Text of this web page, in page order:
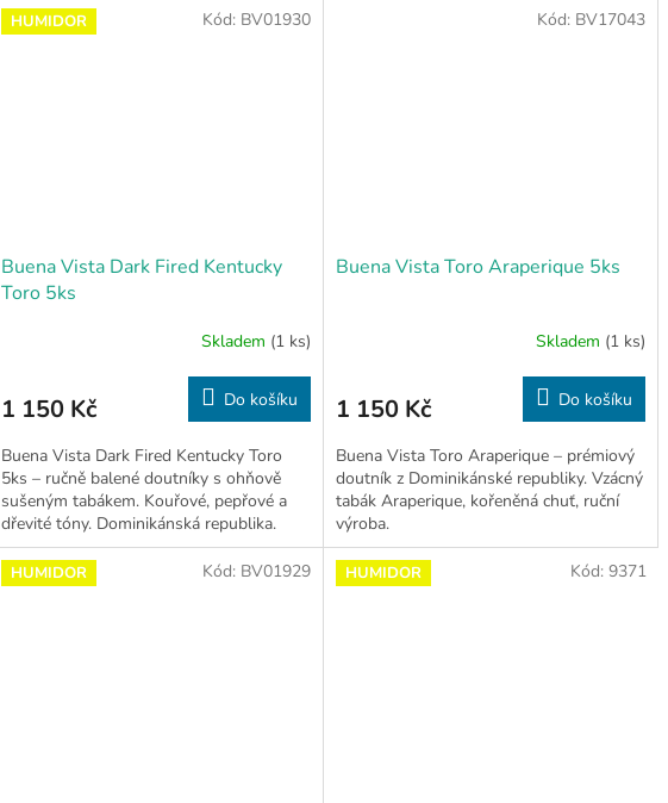
HUMIDOR
Buena Vista Dark Fired Kentucky
Toro 5ks
Skladem (1 ks)
1 150 Kč Do košíku
Buena Vista Dark Fired Kentucky Toro
5ks – ručně balené doutníky s ohňově
sušeným tabákem. Kouřové, pepřové a
dřevité tóny. Dominikánská republika.
Kód: BV01930
Buena Vista Toro Araperique 5ks
Skladem (1 ks)
1 150 Kč Do košíku
Buena Vista Toro Araperique – prémiový
doutník z Dominikánské republiky. Vzácný
tabák Araperique, kořeněná chuť, ruční
výroba.
Kód: BV17043
HUMIDOR Kód: BV01929 HUMIDOR Kód: 9371